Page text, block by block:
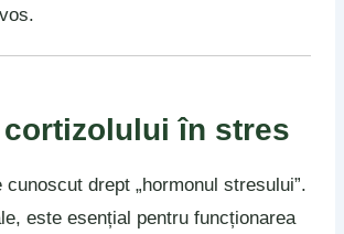
în stres
drept „hormonul stresului”.
este esențial pentru funcționarea